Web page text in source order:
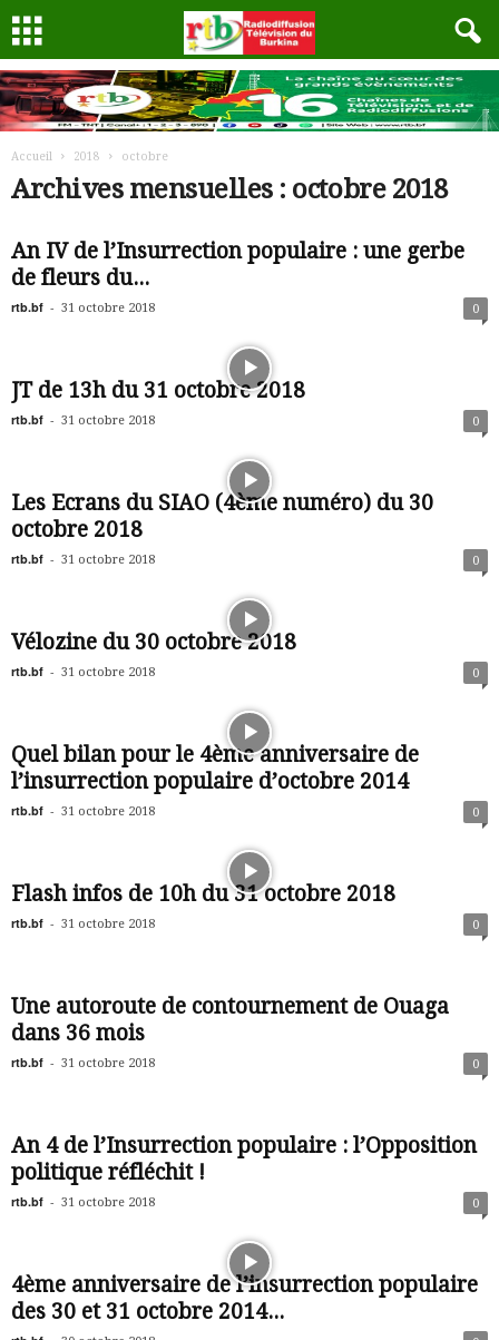
Accueil 2018 octobre
Archives mensuelles : octobre 2018
An IV de l’Insurrection populaire : une gerbe
de fleurs du...
rtb.bf - 31 octobre 2018 0
JT de 13h du 31 octobre 2018
rtb.bf - 31 octobre 2018 0
Les Ecrans du SIAO (4ème numéro) du 30
octobre 2018
rtb.bf - 31 octobre 2018 0
Vélozine du 30 octobre 2018
rtb.bf - 31 octobre 2018 0
Quel bilan pour le 4ème anniversaire de
l’insurrection populaire d’octobre 2014
rtb.bf - 31 octobre 2018 0
Flash infos de 10h du 31 octobre 2018
rtb.bf - 31 octobre 2018 0
Une autoroute de contournement de Ouaga
dans 36 mois
rtb.bf - 31 octobre 2018 0
An 4 de l’Insurrection populaire : l’Opposition
politique réfléchit !
rtb.bf - 31 octobre 2018 0
4ème anniversaire de l’insurrection populaire
des 30 et 31 octobre 2014...